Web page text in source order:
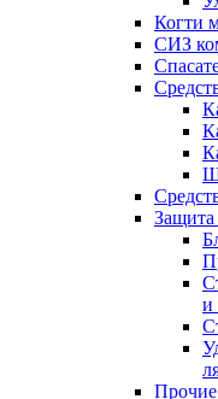
Когти
СИЗ
Защита
и